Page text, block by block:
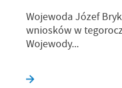
Wojewoda Józef
wniosków w
Wojewody...